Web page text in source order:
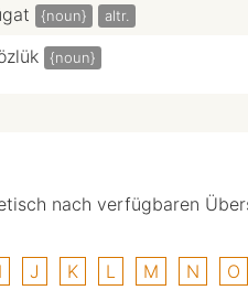
{noun} altr.
{noun}
nach verfügbaren
I J K L M N O